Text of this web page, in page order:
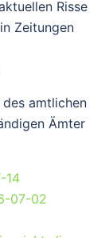
Risse
Zeitungen
des amtlichen
Ämter
14
07-02